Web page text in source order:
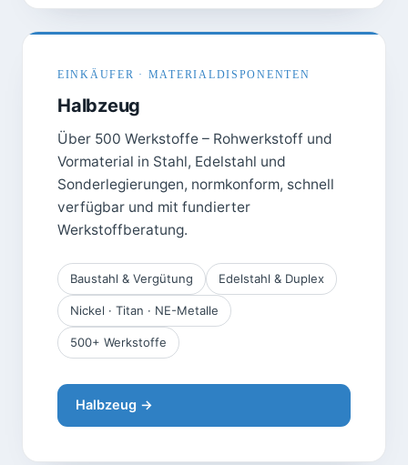
EINKÄUFER · MATERIALDISPONENTEN
Halbzeug
Über 500 Werkstoffe – Rohwerkstoff und
Vormaterial in Stahl, Edelstahl und
Sonderlegierungen, normkonform, schnell
verfügbar und mit fundierter
Werkstoffberatung.
Baustahl & Vergütung Edelstahl & Duplex
Nickel · Titan · NE-Metalle
500+ Werkstoffe
Halbzeug →